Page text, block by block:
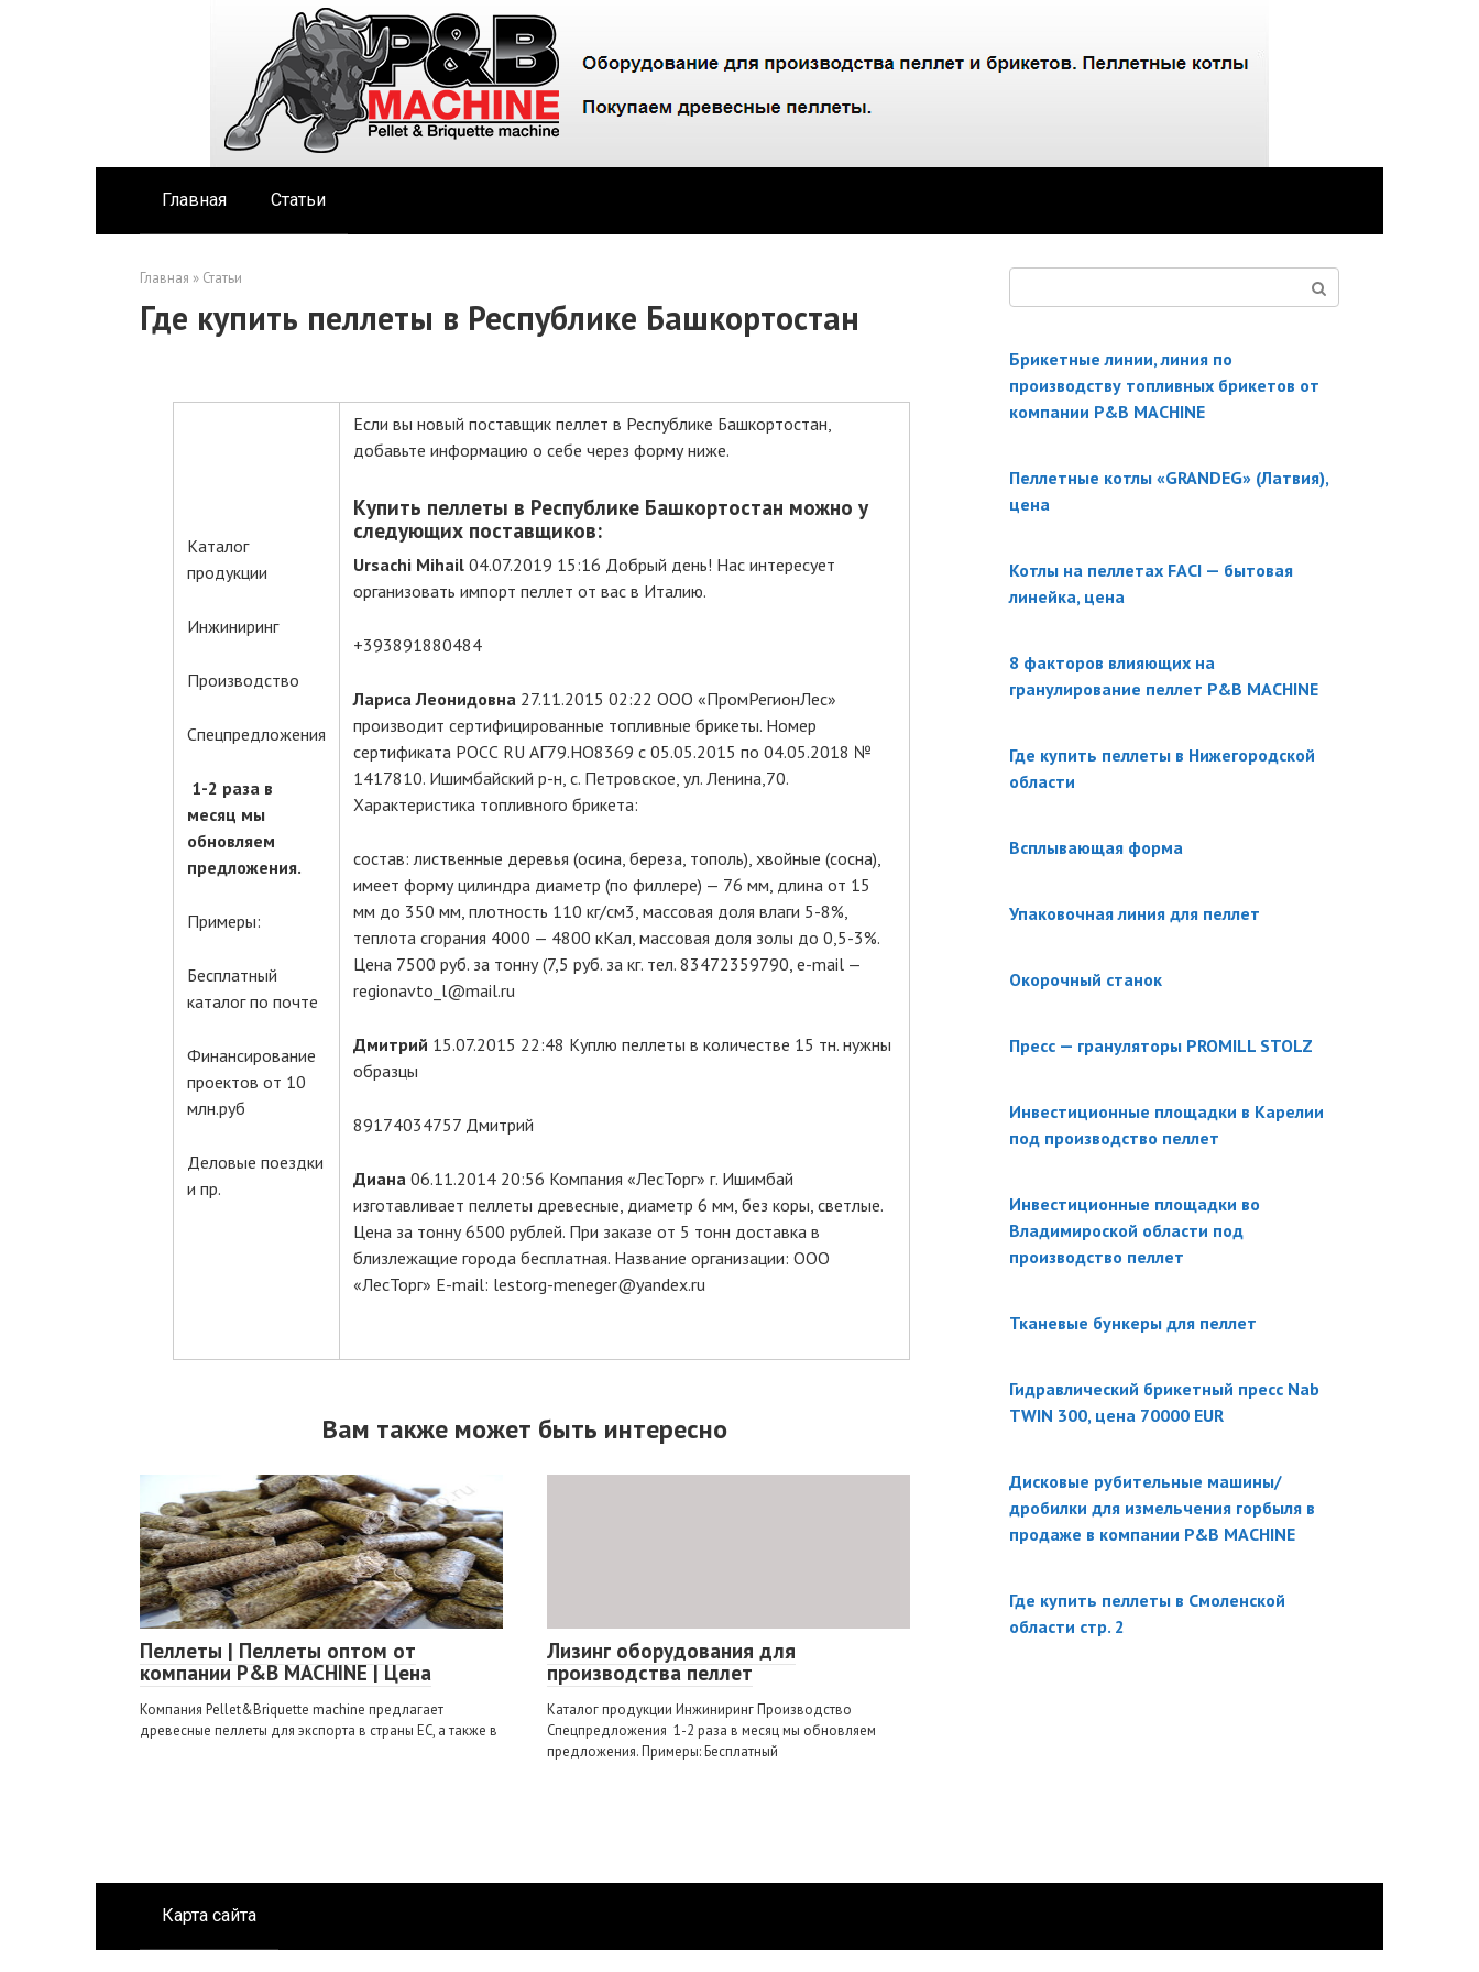
Главная Статьи
Главная » Статьи
Где купить пеллеты в Республике Башкортостан
Каталог
продукции
Инжиниринг
Производство
Спецпредложения
1-2 раза в
месяц мы
обновляем
предложения.
Примеры:
Бесплатный
каталог по почте
Финансирование
проектов от 10
млн.руб
Деловые поездки
и пр.
Если вы новый поставщик пеллет в Республике Башкортостан,
добавьте информацию о себе через форму ниже.
Купить пеллеты в Республике Башкортостан можно у
следующих поставщиков:
Ursachi Mihail 04.07.2019 15:16 Добрый день! Нас интересует
организовать импорт пеллет от вас в Италию.
+393891880484
Лариса Леонидовна 27.11.2015 02:22 ООО «ПромРегионЛес»
производит сертифицированные топливные брикеты. Номер
сертификата РОСС RU АГ79.НО8369 с 05.05.2015 по 04.05.2018 №
1417810. Ишимбайский р-н, с. Петровское, ул. Ленина,70.
Характеристика топливного брикета:
состав: лиственные деревья (осина, береза, тополь), хвойные (сосна),
имеет форму цилиндра диаметр (по филлере) — 76 мм, длина от 15
мм до 350 мм, плотность 110 кг/см3, массовая доля влаги 5-8%,
теплота сгорания 4000 — 4800 кКал, массовая доля золы до 0,5-3%.
Цена 7500 руб. за тонну (7,5 руб. за кг. тел. 83472359790, e-mail —
regionavto_l@mail.ru
Дмитрий 15.07.2015 22:48 Куплю пеллеты в количестве 15 тн. нужны
образцы
89174034757 Дмитрий
Диана 06.11.2014 20:56 Компания «ЛесТорг» г. Ишимбай
изготавливает пеллеты древесные, диаметр 6 мм, без коры, светлые.
Цена за тонну 6500 рублей. При заказе от 5 тонн доставка в
близлежащие города бесплатная. Название организации: ООО
«ЛесТорг» E-mail: lestorg-meneger@yandex.ru
Вам также может быть интересно
Пеллеты | Пеллеты оптом от
компании P&B MACHINE | Цена
Компания Pellet&Briquette machine предлагает
древесные пеллеты для экспорта в страны ЕС, а также в
Лизинг оборудования для
производства пеллет
Каталог продукции Инжиниринг Производство
Спецпредложения 1-2 раза в месяц мы обновляем
предложения. Примеры: Бесплатный
Брикетные линии, линия по
производству топливных брикетов от
компании P&B MACHINE
Пеллетные котлы «GRANDEG» (Латвия),
цена
Котлы на пеллетах FACI — бытовая
линейка, цена
8 факторов влияющих на
гранулирование пеллет P&B MACHINE
Где купить пеллеты в Нижегородской
области
Всплывающая форма
Упаковочная линия для пеллет
Окорочный станок
Пресс — грануляторы PROMILL STOLZ
Инвестиционные площадки в Карелии
под производство пеллет
Инвестиционные площадки во
Владимироской области под
производство пеллет
Тканевые бункеры для пеллет
Гидравлический брикетный пресс Nab
TWIN 300, цена 70000 EUR
Дисковые рубительные машины/
дробилки для измельчения горбыля в
продаже в компании P&B MACHINE
Где купить пеллеты в Смоленской
области стр. 2
Карта сайта